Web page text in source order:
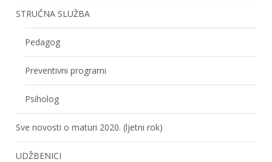
STRUČNA SLUŽBA
Pedagog
Preventivni programi
Psiholog
Sve novosti o maturi 2020. (ljetni rok)
UDŽBENICI